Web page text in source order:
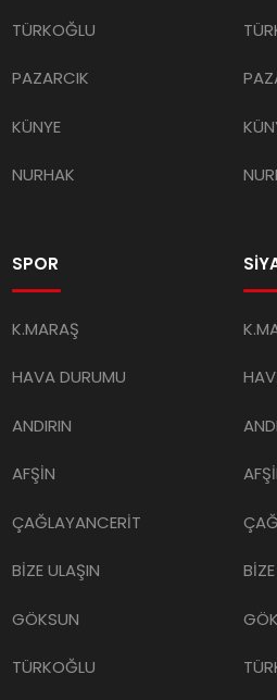
TÜRKOĞLU
PAZARCIK
KÜNYE
NURHAK
SPOR
K.MARAŞ
HAVA DURUMU
ANDIRIN
AFŞİN
ÇAĞLAYANCERİT
BİZE ULAŞIN
GÖKSUN
TÜRKOĞLU